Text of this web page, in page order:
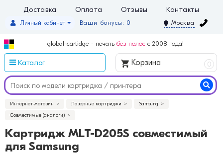
Доставка Оплата Отзывы Контакты
Ваши бонусы: 0
Личный кабинет Москва
global-cartidge - печать без полос с 2008 года!
Каталог Корзина 0
Интернет-магазин Лазерные картриджи
Samsung
Совместимые (аналоги)
Картридж MLT-D205S совместимый
для Samsung